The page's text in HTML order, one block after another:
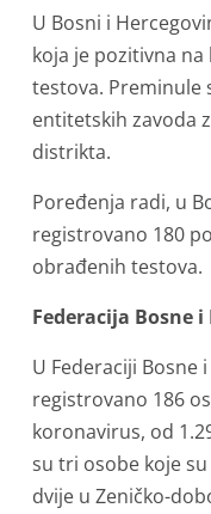
U Bosni i
koja je pozitivna
testova. Preminule
entitetskih zavoda
distrikta.
Poređenja radi, u
registrovano 180
obrađenih testova.
Federacija Bosne
U Federaciji Bosne
registrovano 186
koronavirus, od
su tri osobe koje
dvije u Zeničko-